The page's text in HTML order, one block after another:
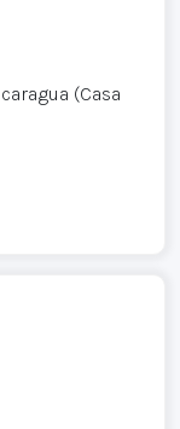
(Casa